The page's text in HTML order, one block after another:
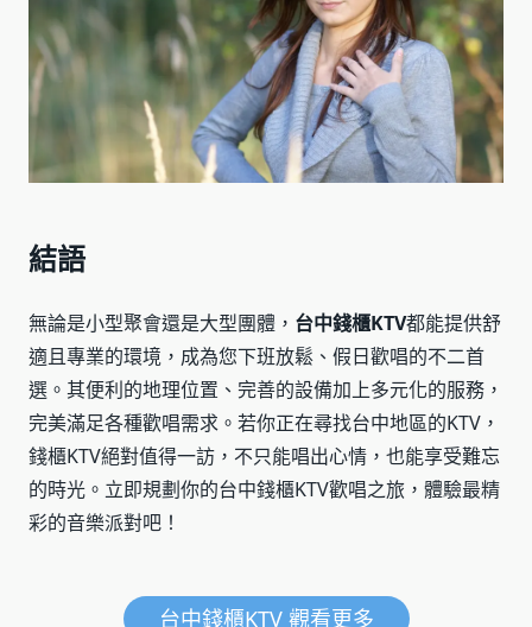
結語
無論是小型聚會還是大型團體， 台中錢櫃KTV都能提供舒
適且專業的環境，成為您下班放鬆、假日歡唱的不二首
選。其便利的地理位置、完善的設備加上多元化的服務，
完美滿足各種歡唱需求。若你正在尋找台中地區的KTV，
錢櫃KTV絕對值得一訪，不只能唱出心情，也能享受難忘
的時光。立即規劃你的台中錢櫃KTV歡唱之旅，體驗最精
彩的音樂派對吧！
台中錢櫃KTV 觀看更多